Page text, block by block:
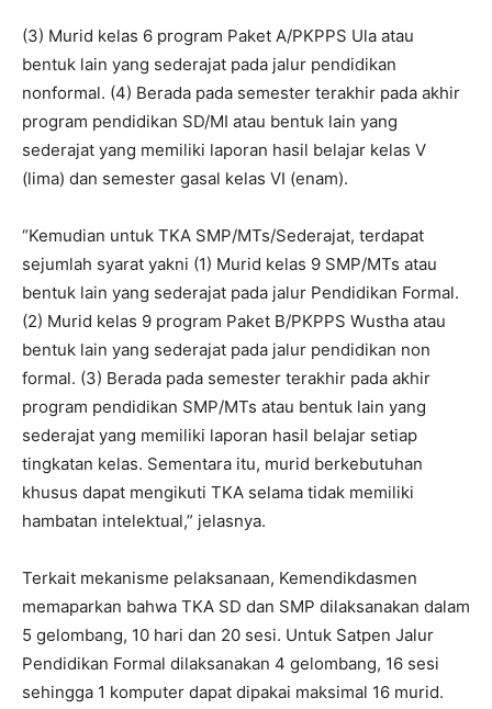
(3) Murid kelas 6 program Paket A/PKPPS Ula atau
bentuk lain yang sederajat pada jalur pendidikan
nonformal. (4) Berada pada semester terakhir pada akhir
program pendidikan SD/MI atau bentuk lain yang
sederajat yang memiliki laporan hasil belajar kelas V
(lima) dan semester gasal kelas VI (enam).
“Kemudian untuk TKA SMP/MTs/Sederajat, terdapat
sejumlah syarat yakni (1) Murid kelas 9 SMP/MTs atau
bentuk lain yang sederajat pada jalur Pendidikan Formal.
(2) Murid kelas 9 program Paket B/PKPPS Wustha atau
bentuk lain yang sederajat pada jalur pendidikan non
formal. (3) Berada pada semester terakhir pada akhir
program pendidikan SMP/MTs atau bentuk lain yang
sederajat yang memiliki laporan hasil belajar setiap
tingkatan kelas. Sementara itu, murid berkebutuhan
khusus dapat mengikuti TKA selama tidak memiliki
hambatan intelektual,” jelasnya.
Terkait mekanisme pelaksanaan, Kemendikdasmen
memaparkan bahwa TKA SD dan SMP dilaksanakan dalam
5 gelombang, 10 hari dan 20 sesi. Untuk Satpen Jalur
Pendidikan Formal dilaksanakan 4 gelombang, 16 sesi
sehingga 1 komputer dapat dipakai maksimal 16 murid.